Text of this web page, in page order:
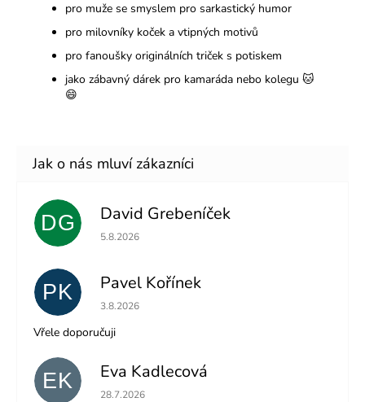
pro muže se smyslem pro sarkastický humor
pro milovníky koček a vtipných motivů
pro fanoušky originálních triček s potiskem
jako zábavný dárek pro kamaráda nebo kolegu 🐱
😄
DG David Grebeníček
Hodnocení obchodu je 5 z 5 hvězdiček.
5.8.2026
PK Pavel Kořínek
Hodnocení obchodu je 5 z 5 hvězdiček.
3.8.2026
Vřele doporučuji
EK Eva Kadlecová
Hodnocení obchodu je 5 z 5 hvězdiček.
28.7.2026